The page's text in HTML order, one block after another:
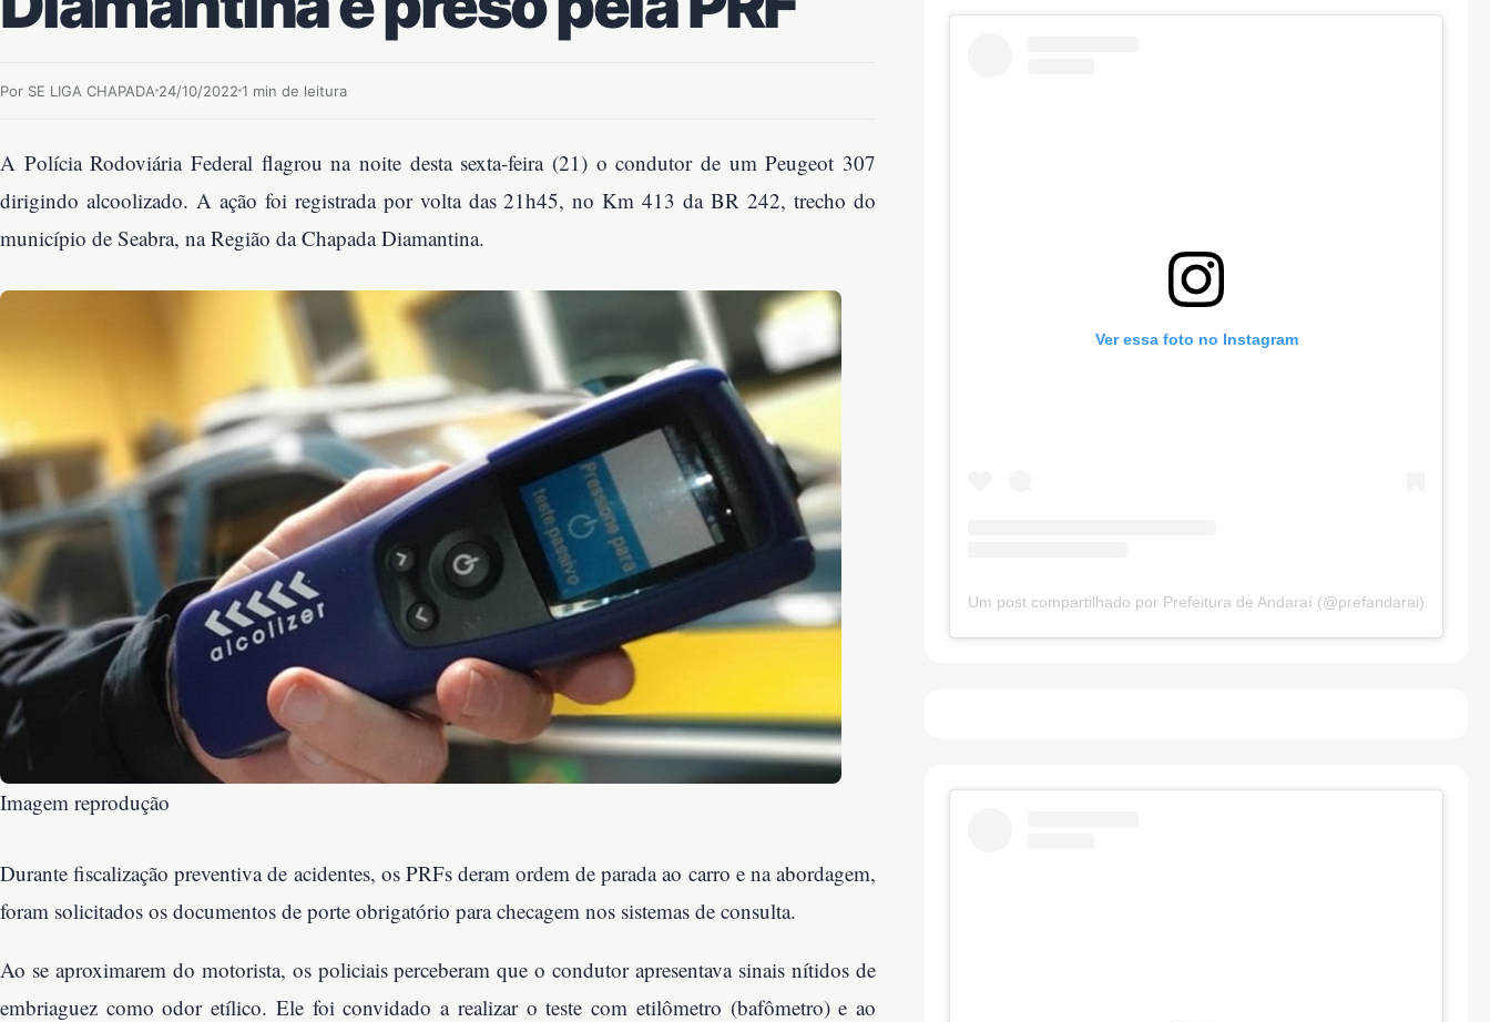
Por SE LIGA CHAPADA 24/10/2022 1 min de leitura
A Polícia Rodoviária Federal flagrou na noite desta sexta-feira (21) o condutor de um Peugeot 307
dirigindo alcoolizado. A ação foi registrada por volta das 21h45, no Km 413 da BR 242, trecho do
município de Seabra, na Região da Chapada Diamantina.
Imagem reprodução
Durante fiscalização preventiva de acidentes, os PRFs deram ordem de parada ao carro e na abordagem,
foram solicitados os documentos de porte obrigatório para checagem nos sistemas de consulta.
Ao se aproximarem do motorista, os policiais perceberam que o condutor apresentava sinais nítidos de
embriaguez como odor etílico. Ele foi convidado a realizar o teste com etilômetro (bafômetro) e ao
Ver essa foto no Instagram
Um post compartilhado por Prefeitura de Andaraí (@prefandarai)